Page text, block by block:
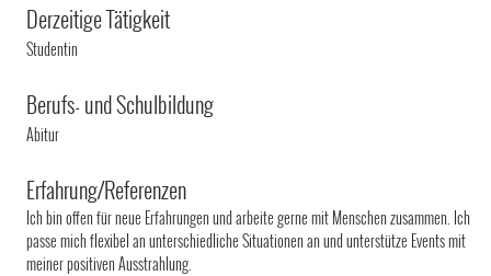
Derzeitige Tätigkeit
Studentin
Berufs- und Schulbildung
Abitur
Erfahrung/Referenzen
Ich bin offen für neue Erfahrungen und arbeite gerne mit Menschen zusammen. Ich
passe mich flexibel an unterschiedliche Situationen an und unterstütze Events mit
meiner positiven Ausstrahlung.